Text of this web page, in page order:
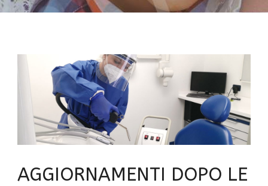
AGGIORNAMENTI DOPO LE